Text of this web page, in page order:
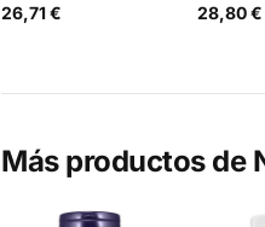
26,71 € 28,80 €
Más productos de